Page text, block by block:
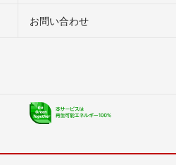
お問い合わせ